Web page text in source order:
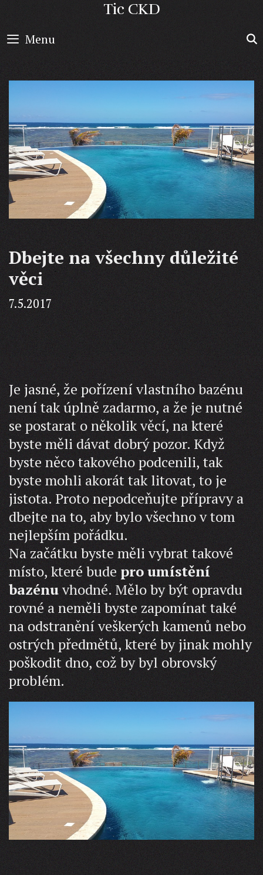
content
Tic CKD
Menu
Dbejte na všechny důležité
věci
7.5.2017
Je jasné, že pořízení vlastního bazénu
není tak úplně zadarmo, a že je nutné
se postarat o několik věcí, na které
byste měli dávat dobrý pozor. Když
byste něco takového podcenili, tak
byste mohli akorát tak litovat, to je
jistota. Proto nepodceňujte přípravy a
dbejte na to, aby bylo všechno v tom
nejlepším pořádku.
Na začátku byste měli vybrat takové
místo, které budepro umístění
bazénuvhodné. Mělo by být opravdu
rovné a neměli byste zapomínat také
na odstranění veškerých kamenů nebo
ostrých předmětů, které by jinak mohly
poškodit dno, což by byl obrovský
problém.